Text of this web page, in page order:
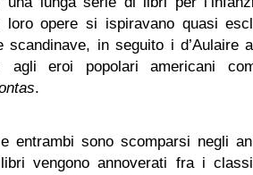
loro opere si ispiravano quasi
scandinave, in seguito i d’Aulaire
agli eroi popolari americani
.
entrambi sono scomparsi negli
vengono annoverati fra i